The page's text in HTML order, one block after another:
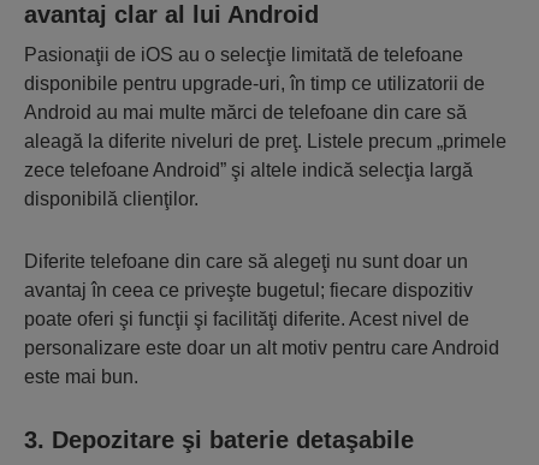
avantaj clar al lui Android
Pasionaţii de iOS au o selecţie limitată de telefoane
disponibile pentru upgrade-uri, în timp ce utilizatorii de
Android au mai multe mărci de telefoane din care să
aleagă la diferite niveluri de preţ. Listele precum „primele
zece telefoane Android” şi altele indică selecţia largă
disponibilă clienţilor.
Diferite telefoane din care să alegeţi nu sunt doar un
avantaj în ceea ce priveşte bugetul; fiecare dispozitiv
poate oferi şi funcţii şi facilităţi diferite. Acest nivel de
personalizare este doar un alt motiv pentru care Android
este mai bun.
3. Depozitare şi baterie detaşabile